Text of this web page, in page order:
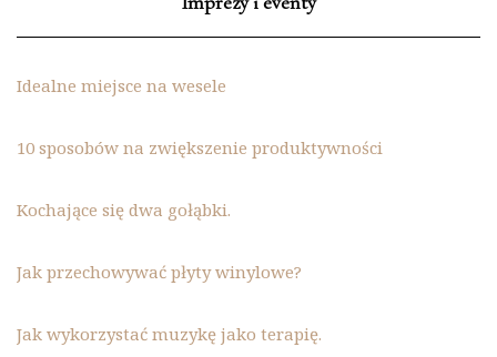
Idealne miejsce na wesele
10 sposobów na zwiększenie produktywności
Kochające się dwa gołąbki.
Jak przechowywać płyty winylowe?
Jak wykorzystać muzykę jako terapię.